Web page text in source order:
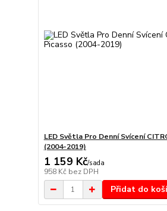
LED Světla Pro Denní Svícení
(2004-2019)
1 159 Kč/sada
958 Kč bez DPH
Přidat do